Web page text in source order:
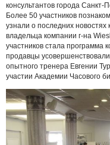
консультантов города Санкт-
Более 50 участников
узнали о последних
владельца компании г-на
участников стала программа
продавцы
опытного тренера Евгении
участии Академии Часового